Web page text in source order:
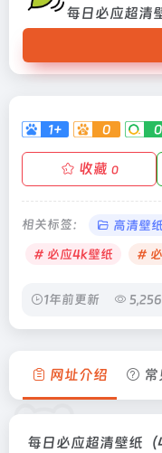
每日必应超清
1+ 0 0
收藏 0
相关标签： 高清壁纸
# 必应4k壁纸
#
1年前更新 5,256
网址介绍
每日必应超清壁纸（